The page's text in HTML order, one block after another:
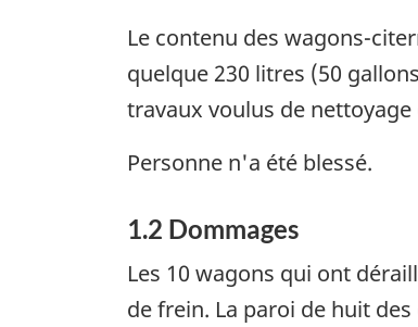
Le contenu des wagons-
quelque 230 litres (50
travaux voulus de
Personne n'a été blessé.
1.2 Dommages
Les 10 wagons qui ont
de frein. La paroi de huit